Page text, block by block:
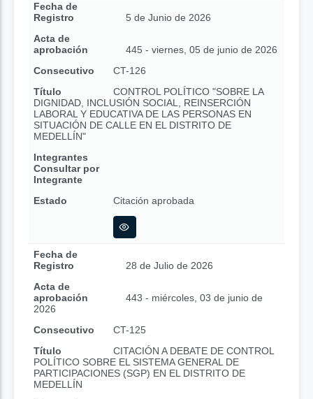
Fecha de
Registro
5 de Junio de 2026
Acta de
aprobación
445 - viernes, 05 de junio de 2026
Consecutivo
CT-126
Título
CONTROL POLÍTICO "SOBRE LA
DIGNIDAD, INCLUSIÓN SOCIAL, REINSERCIÓN
LABORAL Y EDUCATIVA DE LAS PERSONAS EN
SITUACIÓN DE CALLE EN EL DISTRITO DE
MEDELLÍN"
Integrantes
Consultar por
Integrante
Estado
Citación aprobada
Fecha de
Registro
28 de Julio de 2026
Acta de
aprobación
443 - miércoles, 03 de junio de
2026
Consecutivo
CT-125
Título
CITACIÓN A DEBATE DE CONTROL
POLÍTICO SOBRE EL SISTEMA GENERAL DE
PARTICIPACIONES (SGP) EN EL DISTRITO DE
MEDELLÍN